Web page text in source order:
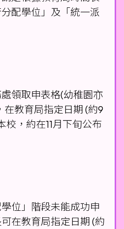
配學位」及「統一派
領取申表格(幼稚園亦
在教育局指定日期 (約9
校，約在11月下旬公布
位」階段未能成功申
在教育局指定日期 (約